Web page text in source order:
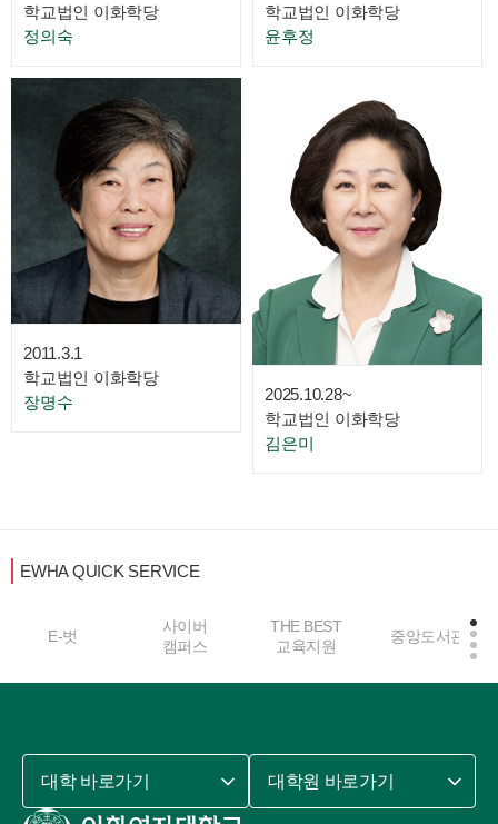
학교법인 이화학당
정의숙
학교법인 이화학당
윤후정
2011.3.1
학교법인 이화학당
장명수
2025.10.28~
학교법인 이화학당
김은미
EWHA QUICK SERVICE
E-벗
사이버
캠퍼스
THE BEST
교육지원
중앙도서관
대학 바로가기 대학원 바로가기